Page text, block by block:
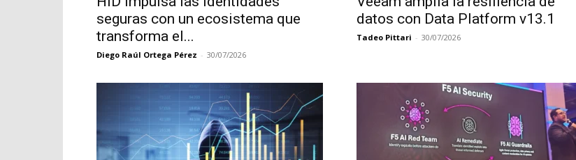
seguras con un ecosistema que
transforma el...
Diego Raúl Ortega Pérez - 30/07/2026
datos con Data Platform v13.1
Tadeo Pittari - 30/07/2026